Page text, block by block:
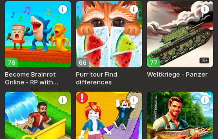
78
Become Brainrot
Online - RP with
66
Purr tour Find
differences
77 16+
Weltkriege - Panzer